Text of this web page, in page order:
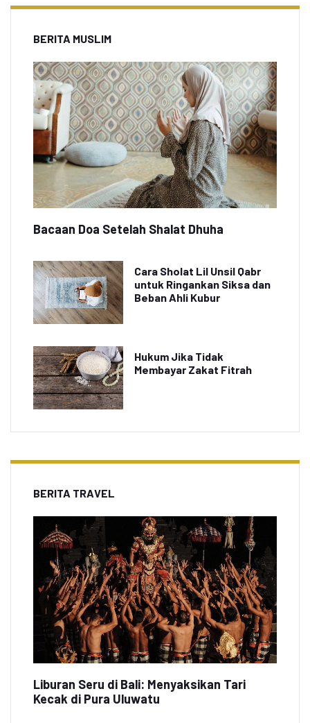
BERITA MUSLIM
Bacaan Doa Setelah Shalat Dhuha
Cara Sholat Lil Unsil Qabr
untuk Ringankan Siksa dan
Beban Ahli Kubur
Hukum Jika Tidak
Membayar Zakat Fitrah
BERITA TRAVEL
Liburan Seru di Bali: Menyaksikan Tari
Kecak di Pura Uluwatu